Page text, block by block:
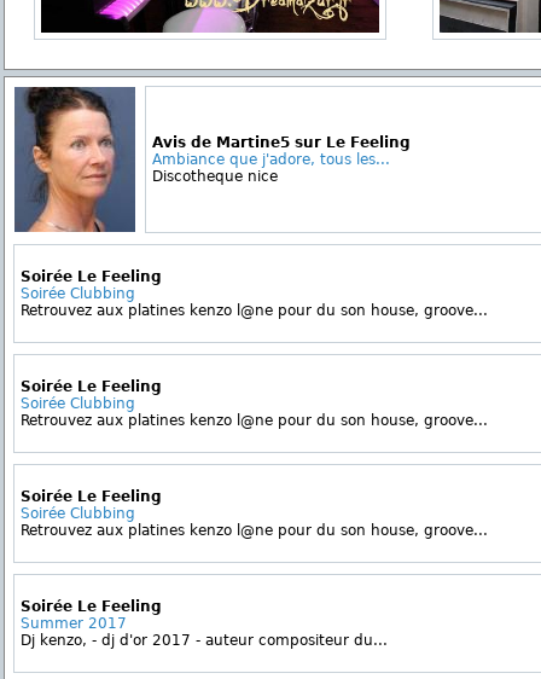
Avis de Martine5 sur Le Feeling
Ambiance que j'adore, tous les...
Discotheque nice
Soirée Le Feeling
Soirée Clubbing
Retrouvez aux platines kenzo l@ne pour du son house, groove...
Soirée Le Feeling
Soirée Clubbing
Retrouvez aux platines kenzo l@ne pour du son house, groove...
Soirée Le Feeling
Soirée Clubbing
Retrouvez aux platines kenzo l@ne pour du son house, groove...
Soirée Le Feeling
Summer 2017
Dj kenzo, - dj d'or 2017 - auteur compositeur du...